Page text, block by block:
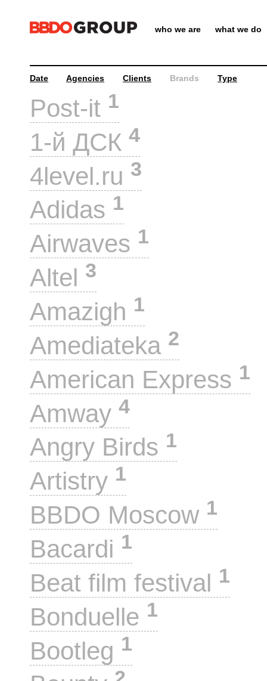
who we are what we do
Date Agencies Clients Brands Type
Post-it 1
1-й ДСК 4
4level.ru 3
Adidas 1
Airwaves 1
Altel 3
Amazigh 1
Amediateka 2
American Express 1
Amway 4
Angry Birds 1
Artistry 1
BBDO Moscow 1
Bacardi 1
Beat film festival 1
Bonduelle 1
Bootleg 1